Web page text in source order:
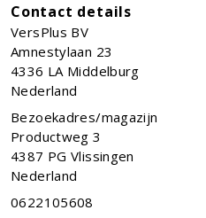
Contact details
VersPlus BV
Amnestylaan 23
4336 LA Middelburg
Nederland
Bezoekadres/magazijn
Productweg 3
4387 PG Vlissingen
Nederland
0622105608